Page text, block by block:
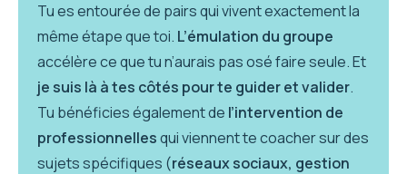
Tu es entourée de pairs qui vivent exactement la
même étape que toi. L’émulation du groupe
accélère ce que tu n’aurais pas osé faire seule. Et
je suis là à tes côtés pour te guider et valider.
Tu bénéficies également de l’intervention de
professionnellesqui viennent te coacher sur des
sujets spécifiques (réseaux sociaux, gestion